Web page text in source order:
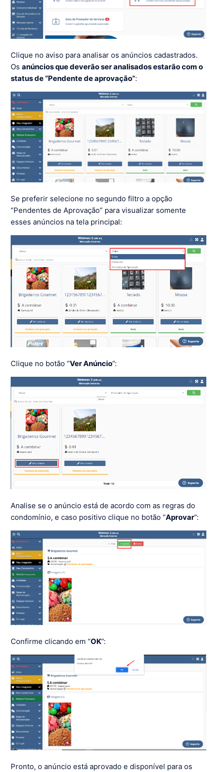
Clique no aviso para analisar os anúncios cadastrados.
Osanúncios que deverão ser analisados estarão com o
status de “Pendente de aprovação”:
Se preferir selecione no segundo filtro a opção
“Pendentes de Aprovação” para visualizar somente
esses anúncios na tela principal:
Clique no botão “Ver Anúncio”:
Analise se o anúncio está de acordo com as regras do
condomínio, e caso positivo clique no botão “Aprovar”:
Confirme clicando em “OK”:
Pronto, o anúncio está aprovado e disponível para os